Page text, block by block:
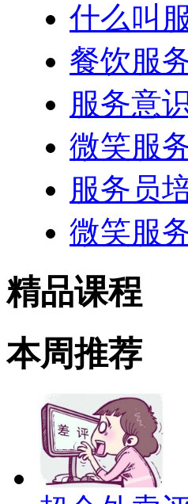
什么叫
餐饮服
服务意
微笑服
服务员
微笑服
精品课程
本周推荐